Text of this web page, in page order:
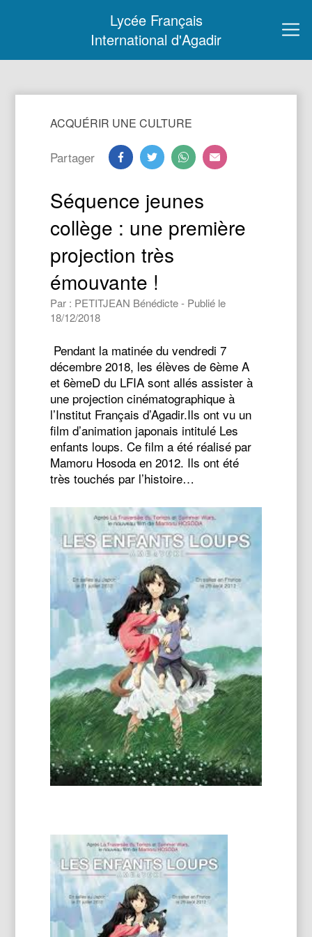
Lycée Français
International d'Agadir
ACQUÉRIR UNE CULTURE
Partager
Séquence jeunes
collège : une première
projection très
émouvante !
Par : PETITJEAN Bénédicte - Publié le
18/12/2018
Pendant la matinée du vendredi 7
décembre 2018, les élèves de 6ème A
et 6èmeD du LFIA sont allés assister à
une projection cinématographique à
l’Institut Français d’Agadir.Ils ont vu un
film d’animation japonais intitulé Les
enfants loups. Ce film a été réalisé par
Mamoru Hosoda en 2012. Ils ont été
très touchés par l’histoire…